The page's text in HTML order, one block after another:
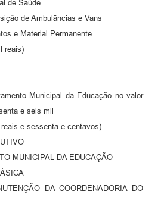
de Saúde
de Ambulâncias e Vans
e Material Permanente
reais)
Municipal da Educação no valor
e seis mil
e sessenta e centavos).
MUNICIPAL DA EDUCAÇÃO
DA COORDENADORIA DO